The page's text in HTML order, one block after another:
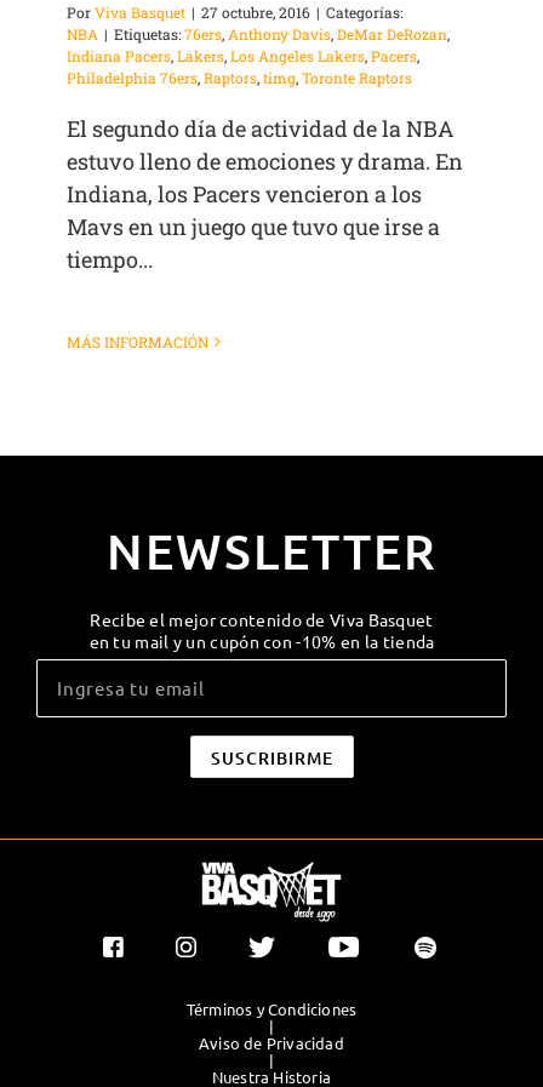
PorViva Basquet | 27 octubre, 2016 | Categorías:
NBA | Etiquetas:76ers, Anthony Davis,DeMar DeRozan,
Indiana Pacers,Lakers,Los Angeles Lakers,Pacers,
Philadelphia 76ers,Raptors,timg,Toronte Raptors
El segundo día de actividad de la NBA
estuvo lleno de emociones y drama. En
Indiana, los Pacers vencieron a los
Mavs en un juego que tuvo que irse a
tiempo...
MÁS INFORMACIÓN
NEWSLETTER
Recibe el mejor contenido de Viva Basquet
en tu mail y un cupón con -10% en la tienda
Términos y Condiciones
|
Aviso de Privacidad
|
Nuestra Historia